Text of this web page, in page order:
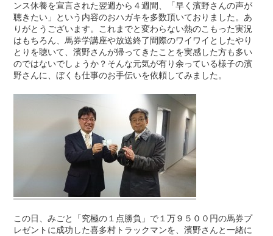
ンス休養を宣言された翌週から４週間、「早く濱野さんの声が
聴きたい」という内容のおハガキを多数頂いておりました。あ
りがとうございます。これまでと変わらない熱のこもった実況
はもちろん、馬券学講座や放送終了間際のワイワイとしたやり
とりを聴いて、濱野さんが帰ってきたことを実感した方も多い
のではないでしょうか？そんな元気が有り余っている様子の濱
野さんに、ぼくも仕事のお手伝いを依頼してみました。
この日、みごと「究極の１点勝負」で１万９５００円の馬券プ
レゼントに成功した喜多村トラックマンを、濱野さんと一緒に